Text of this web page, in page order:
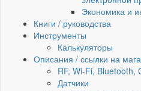
Экономика и
Книги / руководства
Инструменты
Калькуляторы
Описания / ссылки на
RF, Wi-Fi, Bluetooth,
Датчики